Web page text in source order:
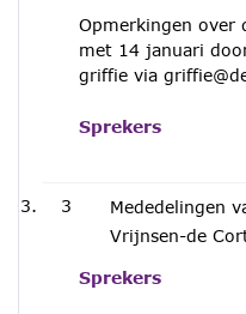
Opmerkingen over
met 14 januari
griffie via
Sprekers
3
Mededelingen
Vrijnsen-de
Sprekers